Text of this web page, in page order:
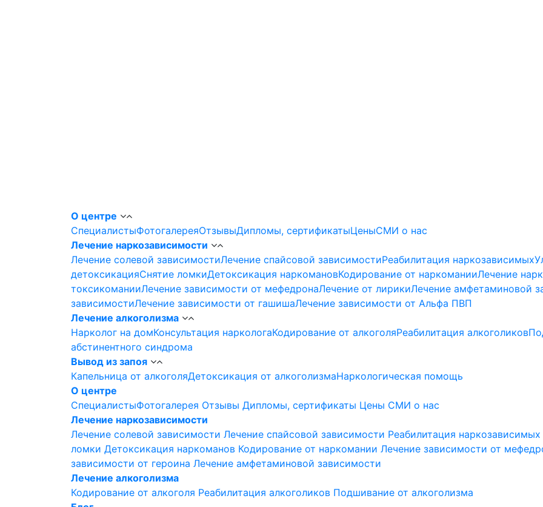
О центре
СпециалистыФотогалереяОтзывыДипломы, сертификатыЦеныСМИ о нас
Лечение наркозависимости
Лечение солевой зависимостиЛечение спайсовой зависимостиРеабилитация наркозависимых
детоксикацияСнятие ломкиДетоксикация наркомановКодирование от наркоманииЛечение
токсикоманииЛечение зависимости от мефедронаЛечение от лирикиЛечение амфетаминовой
зависимостиЛечение зависимости от гашишаЛечение зависимости от Альфа ПВП
Лечение алкоголизма
Нарколог на домКонсультация наркологаКодирование от алкоголяРеабилитация алкоголиков
абстинентного синдрома
Вывод из запоя
Капельница от алкоголяДетоксикация от алкоголизмаНаркологическая помощь
О центре
СпециалистыФотогалерея Отзывы Дипломы, сертификаты Цены СМИ о нас
Лечение наркозависимости
Лечение солевой зависимости Лечение спайсовой зависимости Реабилитация наркозависимых
ломки Детоксикация наркоманов Кодирование от наркомании Лечение зависимости от
зависимости от героина Лечение амфетаминовой зависимости
Лечение алкоголизма
Кодирование от алкоголя Реабилитация алкоголиков Подшивание от алкоголизма